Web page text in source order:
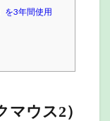
を3年間使用
マウス2）